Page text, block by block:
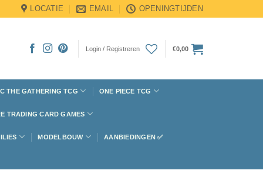
LOCATIE EMAIL OPENINGTIJDEN
Login / Registreren €0,00
THE GATHERING TCG ONE PIECE TCG
TRADING CARD GAMES
MODELBOUW AANBIEDINGEN ✅